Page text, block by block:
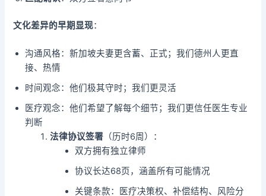
文化差异的早期显现：
沟通风格：新加坡夫妻更含蓄、正式；我们德州人更直
接、热情
时间观念：他们极其守时；我们更灵活
医疗观念：他们希望了解每个细节；我们更信任医生专业
判断
法律协议签署 （历时6周）：
双方拥有独立律师
协议长达68页，涵盖所有可能情况
关键条款：医疗决策权、补偿结构、风险分